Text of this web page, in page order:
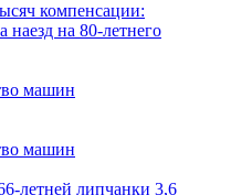
компенсации:
наезд на 80-летнего
машин
машин
летней липчанки 3,6